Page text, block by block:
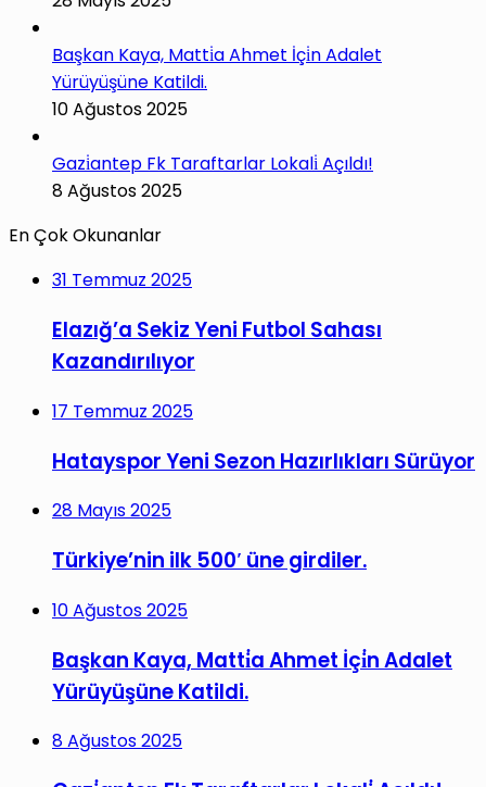
Başkan Kaya, Matti̇a Ahmet İçi̇n Adalet
Yürüyüşüne Katildi.
10 Ağustos 2025
Gazi̇antep Fk Taraftarlar Lokali̇ Açıldı!
8 Ağustos 2025
En Çok Okunanlar
31 Temmuz 2025
Elazığ’a Sekiz Yeni Futbol Sahası
Kazandırılıyor
17 Temmuz 2025
Hatayspor Yeni Sezon Hazırlıkları Sürüyor
28 Mayıs 2025
Türkiye’nin ilk 500′ üne girdiler.
10 Ağustos 2025
Başkan Kaya, Matti̇a Ahmet İçi̇n Adalet
Yürüyüşüne Katildi.
8 Ağustos 2025